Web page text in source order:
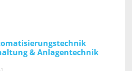
& Anlagentechnik